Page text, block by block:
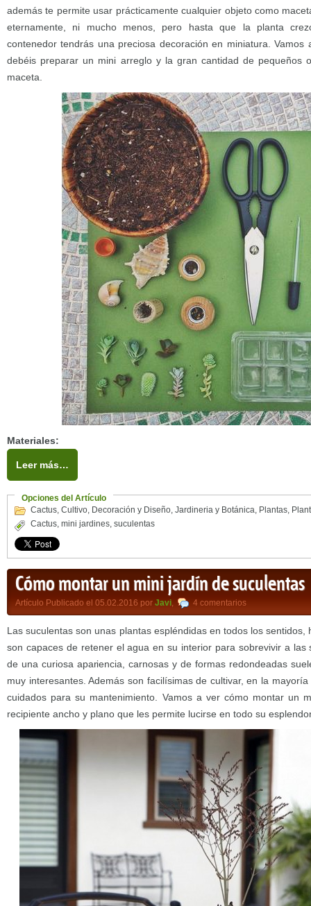
además te permite usar prácticamente cualquier objeto como
eternamente, ni mucho menos, pero hasta que la planta
contenedor tendrás una preciosa decoración en miniatura.
debéis preparar un mini arreglo y la gran cantidad de pequeños
maceta.
Materiales:
Leer más…
Opciones del Artículo
Cactus, Cultivo, Decoración y Diseño, Jardineria y Botánica, Plantas,
Cactus, mini jardines, suculentas
Cómo montar un mini jardín de suculentas
Artículo Publicado el 05.02.2016 por Javi, 4 comentarios
Las suculentas son unas plantas espléndidas en todos los
son capaces de retener el agua en su interior para sobrevivir a las
de una curiosa apariencia, carnosas y de formas redondeadas
muy interesantes. Además son facilísimas de cultivar, en la
cuidados para su mantenimiento. Vamos a ver cómo montar un
recipiente ancho y plano que les permite lucirse en todo su